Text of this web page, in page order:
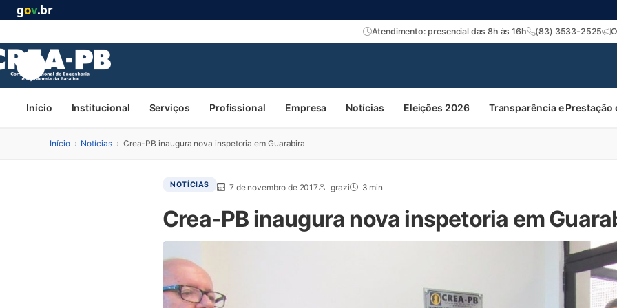
gov.br
Atendimento: presencial das 8h às 16h (83) 3533-2525
Início Institucional Serviços Profissional Empresa Notícias Eleições 2026 Transparência e Prestação
Início › Notícias › Crea-PB inaugura nova inspetoria em Guarabira
NOTÍCIAS 7 de novembro de 2017 grazi 3 min
Crea-PB inaugura nova inspetoria em